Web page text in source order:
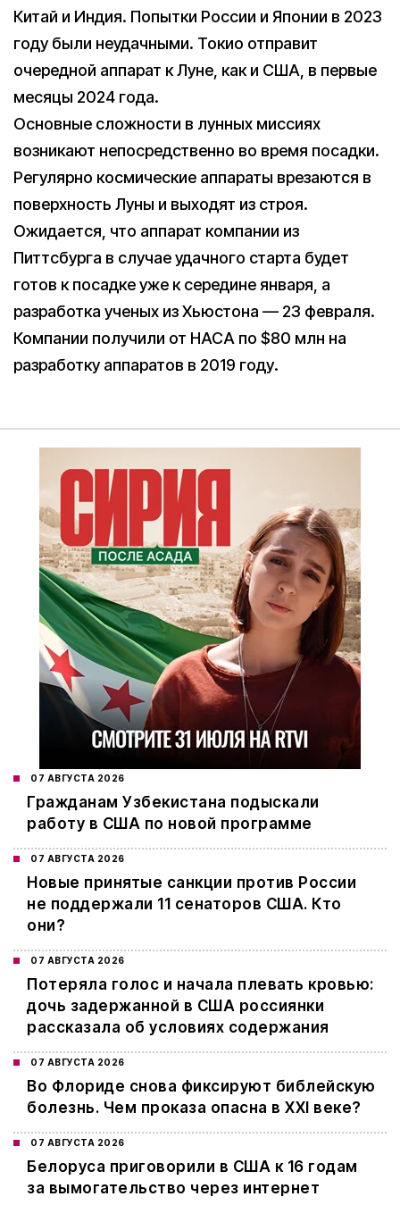
Китай и Индия. Попытки России и Японии в 2023
году были неудачными. Токио отправит
очередной аппарат к Луне, как и США, в первые
месяцы 2024 года.
Основные сложности в лунных миссиях
возникают непосредственно во время посадки.
Регулярно космические аппараты врезаются в
поверхность Луны и выходят из строя.
Ожидается, что аппарат компании из
Питтсбурга в случае удачного старта будет
готов к посадке уже к середине января, а
разработка ученых из Хьюстона — 23 февраля.
Компании получили от НАСА по $80 млн на
разработку аппаратов в 2019 году.
07 АВГУСТА 2026
Гражданам Узбекистана подыскали
работу в США по новой программе
07 АВГУСТА 2026
Новые принятые санкции против России
не поддержали 11 сенаторов США. Кто
они?
07 АВГУСТА 2026
Потеряла голос и начала плевать кровью:
дочь задержанной в США россиянки
рассказала об условиях содержания
07 АВГУСТА 2026
Во Флориде снова фиксируют библейскую
болезнь. Чем проказа опасна в XXI веке?
07 АВГУСТА 2026
Белоруса приговорили в США к 16 годам
за вымогательство через интернет